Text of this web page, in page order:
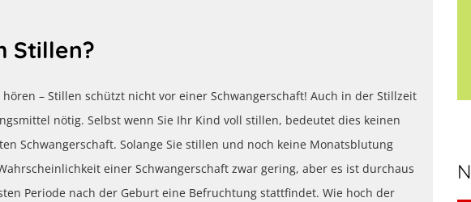
Stillen?
– Stillen schützt nicht vor einer Schwangerschaft! Auch in der Stillzeit
nötig. Selbst wenn Sie Ihr Kind voll stillen, bedeutet dies keinen
Schwangerschaft. Solange Sie stillen und noch keine Monatsblutung
einer Schwangerschaft zwar gering, aber es ist durchaus
Periode nach der Geburt eine Befruchtung stattfindet. Wie hoch der